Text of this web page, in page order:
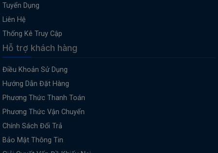
Tuyển Dụng
Liên Hệ
Thống Kê Truy Cập
Hỗ trợ khách hàng
Điều Khoản Sử Dụng
Hướng Dẫn Đặt Hàng
Phương Thức Thanh Toán
Phương Thức Vận Chuyển
Chính Sách Đổi Trả
Bảo Mật Thông Tin